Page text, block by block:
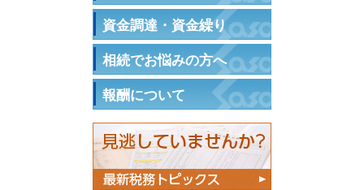
資金調達・資金繰り
相続でお悩みの方へ
報酬について